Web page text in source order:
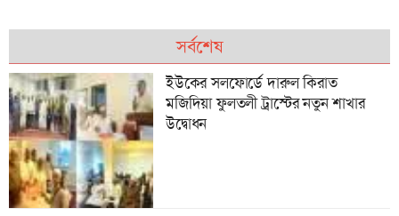
সর্বশেষ
ইউকের সলফোর্ডে দারুল কিরাত
মজিদিয়া ফুলতলী ট্রাস্টের নতুন শাখার
উদ্বোধন